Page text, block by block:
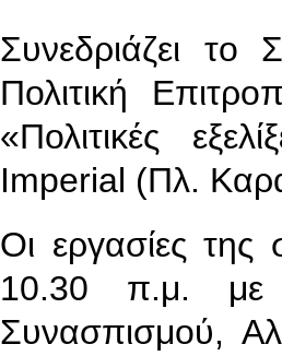
Συνεδριάζει το
Πολιτική
«Πολιτικές
Imperial (Πλ.
Οι εργασίες της
10.30 π.μ. με
Συνασπισμού,